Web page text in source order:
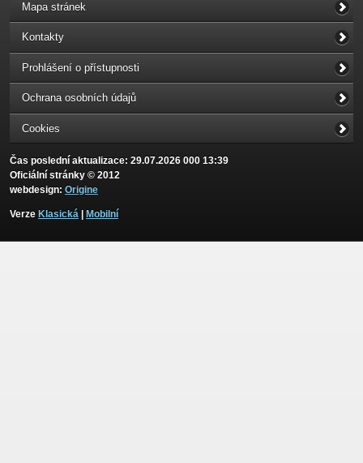
Mapa stránek
Kontakty
Prohlášení o přístupnosti
Ochrana osobních údajů
Cookies
Čas poslední aktualizace: 29.07.2026 000 13:39
Oficiální stránky © 2012
webdesign: Origine
Verze Klasická Mobilní